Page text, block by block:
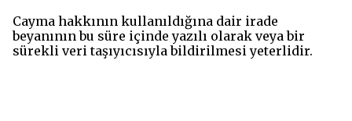
Cayma hakkının kullanıldığına dair irade
beyanının bu süre içinde yazılı olarak veya bir
sürekli veri taşıyıcısıyla bildirilmesi yeterlidir.